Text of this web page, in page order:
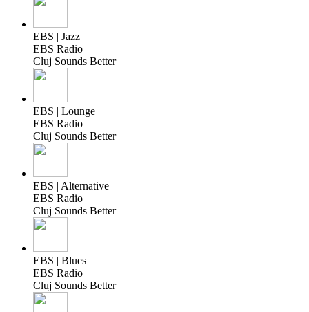
EBS | Jazz
EBS Radio
Cluj Sounds Better
EBS | Lounge
EBS Radio
Cluj Sounds Better
EBS | Alternative
EBS Radio
Cluj Sounds Better
EBS | Blues
EBS Radio
Cluj Sounds Better